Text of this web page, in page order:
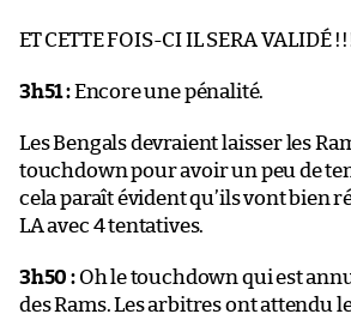
ET CETTE FOIS-CI IL SERA VALIDÉ
3h51 :Encore une pénalité.
Les Bengals devraient laisser les
touchdown pour avoir un peu de
cela paraît évident qu’ils vont bien
LA avec 4 tentatives.
3h50 :Oh le touchdown qui est
des Rams. Les arbitres ont attendu